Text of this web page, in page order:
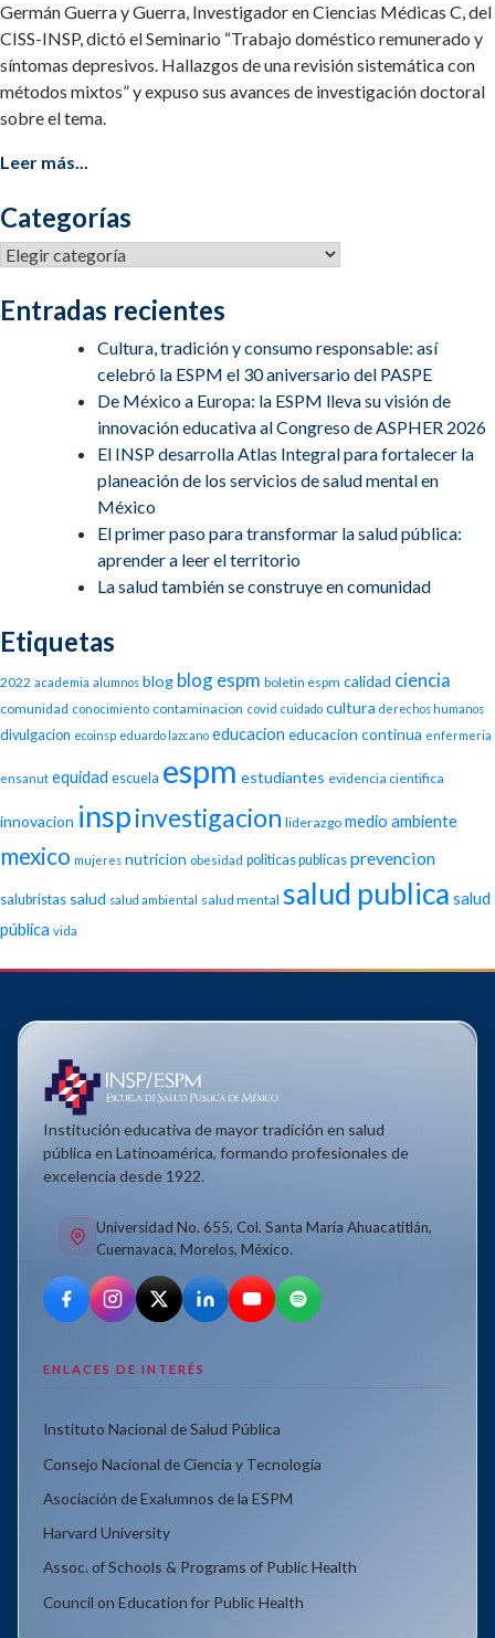
Germán Guerra y Guerra, Investigador en Ciencias Médicas C, del
CISS-INSP, dictó el Seminario “Trabajo doméstico remunerado y
síntomas depresivos. Hallazgos de una revisión sistemática con
métodos mixtos” y expuso sus avances de investigación doctoral
sobre el tema.
Leer más...
Categorías
Categorías
Entradas recientes
Cultura, tradición y consumo responsable: así
celebró la ESPM el 30 aniversario del PASPE
De México a Europa: la ESPM lleva su visión de
innovación educativa al Congreso de ASPHER 2026
El INSP desarrolla Atlas Integral para fortalecer la
planeación de los servicios de salud mental en
México
El primer paso para transformar la salud pública:
aprender a leer el territorio
La salud también se construye en comunidad
Etiquetas
2022 academia alumnos blog blog espm boletin espm calidad ciencia
comunidad conocimiento contaminacion covid cuidado cultura derechos humanos
divulgacion ecoinsp eduardo lazcano educacion educacion continua enfermeria
ensanut equidad escuela espm estudiantes evidencia cientifica
innovacion inspinvestigacion liderazgo medio ambiente
mexico mujeres nutricion obesidad politicas publicas prevencion
salubristas salud salud ambiental salud mental salud publica salud
pública vida
Institución educativa de mayor tradición en salud
pública en Latinoamérica, formando profesionales de
excelencia desde 1922.
Universidad No. 655, Col. Santa María Ahuacatitlán,
Cuernavaca, Morelos, México.
ENLACES DE INTERÉS
Instituto Nacional de Salud Pública
Consejo Nacional de Ciencia y Tecnología
Asociación de Exalumnos de la ESPM
Harvard University
Assoc. of Schools & Programs of Public Health
Council on Education for Public Health